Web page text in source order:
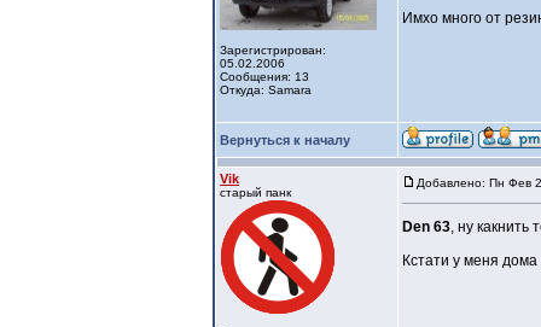
Зарегистрирован:
05.02.2006
Сообщения: 13
Откуда: Samara
Имхо много от
Вернуться к началу
Vik
старый панк
Добавлено: Пн Фев
Den 63, ну
Кстати у меня